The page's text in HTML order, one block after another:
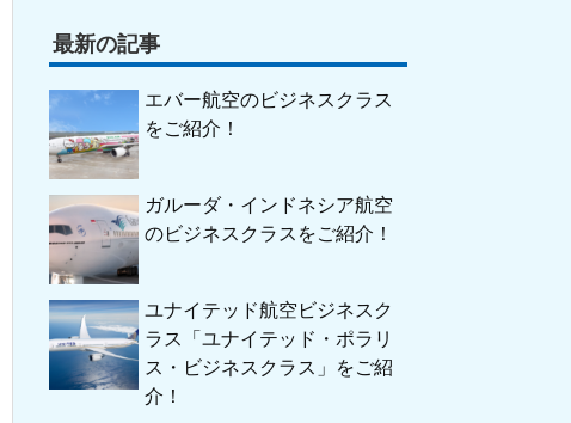
最新の記事
エバー航空のビジネスクラス
をご紹介！
ガルーダ・インドネシア航空
のビジネスクラスをご紹介！
ユナイテッド航空ビジネスク
ラス「ユナイテッド・ポラリ
ス・ビジネスクラス」をご紹
介！